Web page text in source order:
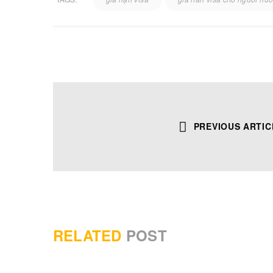
PREVIOUS
RELATED POST
Website: https://happyvisa.vn